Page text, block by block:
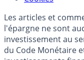
Les articles et
l'épargne ne sont
investissement au
du Code Monétaire